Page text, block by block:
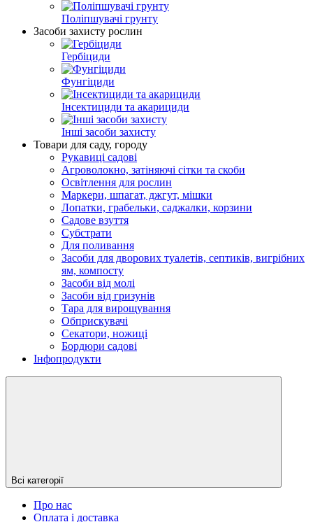
Поліпшувачі грунту
Засоби захисту рослин
Гербіциди
Фунгіциди
Інсектициди та акарициди
Інші засоби захисту
Товари для саду, городу
Рукавиці садові
Агроволокно, затіняючі сітки та скоби
Освітлення для рослин
Маркери, шпагат, джгут, мішки
Лопатки, грабельки, саджалки, корзини
Садове взуття
Субстрати
Для поливання
Засоби для дворових туалетів, септиків, вигрібних
ям, компосту
Засоби від молі
Засоби від гризунів
Тара для вирощування
Обприскувачі
Секатори, ножиці
Бордюри садові
Інфопродукти
Всі категорії
Про нас
Оплата і доставка